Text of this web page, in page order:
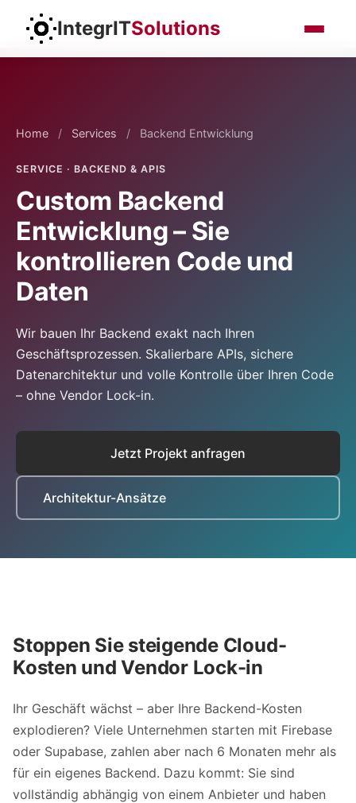
IntegrITSolutions
Home / Services / Backend Entwicklung
SERVICE · BACKEND & APIS
Custom Backend
Entwicklung – Sie
kontrollieren Code und
Daten
Wir bauen Ihr Backend exakt nach Ihren
Geschäftsprozessen. Skalierbare APIs, sichere
Datenarchitektur und volle Kontrolle über Ihren Code
– ohne Vendor Lock-in.
Jetzt Projekt anfragen
Architektur-Ansätze
Stoppen Sie steigende Cloud-
Kosten und Vendor Lock-in
Ihr Geschäft wächst – aber Ihre Backend-Kosten
explodieren? Viele Unternehmen starten mit Firebase
oder Supabase, zahlen aber nach 6 Monaten mehr als
für ein eigenes Backend. Dazu kommt: Sie sind
vollständig abhängig von einem Anbieter und haben